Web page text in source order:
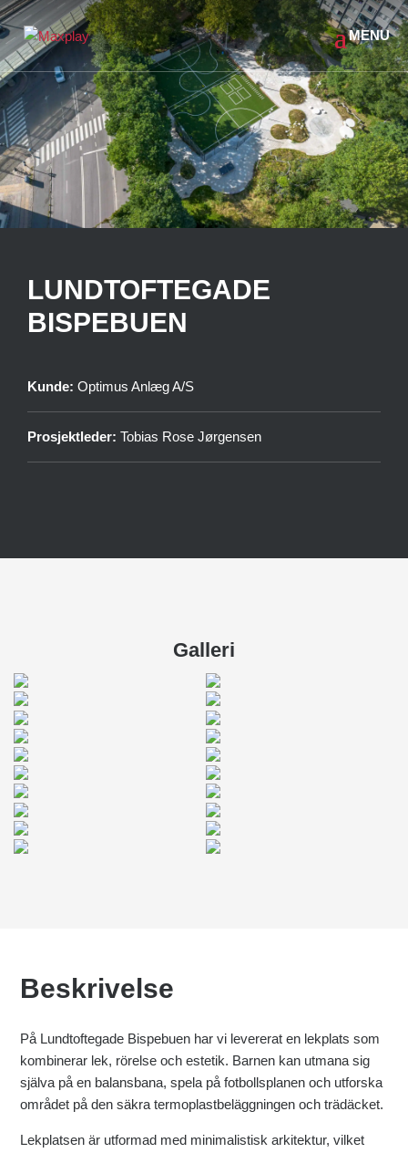
LUNDTOFTEGADE
BISPEBUEN
Kunde: Optimus Anlæg A/S
Prosjektleder: Tobias Rose Jørgensen
Galleri
Beskrivelse
På Lundtoftegade Bispebuen har vi levererat en lekplats som
kombinerar lek, rörelse och estetik. Barnen kan utmana sig
själva på en balansbana, spela på fotbollsplanen och utforska
området på den säkra termoplastbeläggningen och trädäcket.
Lekplatsen är utformad med minimalistisk arkitektur, vilket